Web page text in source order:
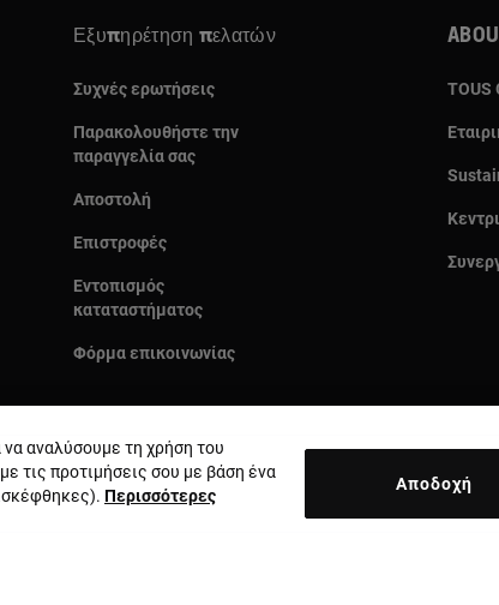
Εξυπηρέτηση πελατών
Συχνές ερωτήσεις
Παρακολουθήστε την
παραγγελία σας
Αποστολή
Επιστροφές
Εντοπισμός
καταταστήματος
Φόρμα επικοινωνίας
TOUS
Χώρα και νόμισμα:
αναλύσουμε τη χρήση του
τις προτιμήσεις σου με βάση ένα
Περισσότερες
Αποδοχή